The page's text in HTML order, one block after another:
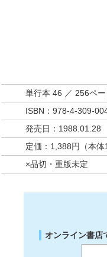
単行本 46 ／ 256ペー
ISBN：978-4-309-
発売日：1988.01.28
定価：1,388円（本体
×品切・重版未定
オンライン書店